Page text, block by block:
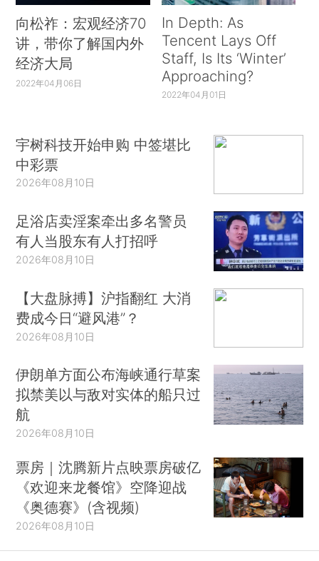
向松祚：宏观经济70
讲，带你了解国内外
经济大局
2022年04月06日
In Depth: As
Tencent Lays Off
Staff, Is Its ‘Winter’
Approaching?
2022年04月01日
宇树科技开始申购 中签堪比
中彩票
2026年08月10日
足浴店卖淫案牵出多名警员
有人当股东有人打招呼
2026年08月10日
【大盘脉搏】沪指翻红 大消
费成今日“避风港”？
2026年08月10日
伊朗单方面公布海峡通行草案
拟禁美以与敌对实体的船只过
航
2026年08月10日
票房｜沈腾新片点映票房破亿
《欢迎来龙餐馆》空降迎战
《奥德赛》(含视频)
2026年08月10日